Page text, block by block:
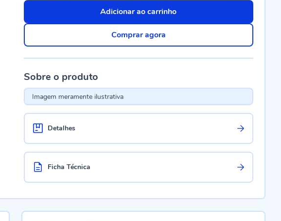
Adicionar ao carrinho
Comprar agora
Sobre o produto
Imagem meramente ilustrativa
Detalhes
Ficha Técnica